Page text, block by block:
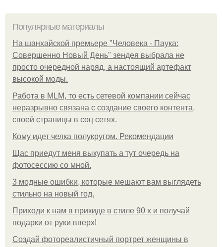
Популярные материалы
На шанхайской премьере "Человека - Паука:
Совершенно Новый День" зендея выбрала не
просто очередной наряд, а настоящий артефакт
высокой моды.
Работа в MLM, то есть сетевой компании сейчас
неразрывно связана с создание своего контента,
своей страницы в соц сетях.
Кому идет челка полукругом. Рекомендации
Щас приедут меня выкупать а тут очередь на
фотосессию со мной.
3 модные ошибки, которые мешают вам выглядеть
стильно на новый год.
Приходи к нам в прикиде в стиле 90 х и получай
подарки от руки вверх!
Создай фотореалистичный портрет женщины в